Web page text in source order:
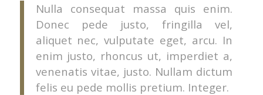
Nulla consequat massa quis enim.
Donec pede justo, fringilla vel,
aliquet nec, vulputate eget, arcu. In
enim justo, rhoncus ut, imperdiet a,
venenatis vitae, justo. Nullam dictum
felis eu pede mollis pretium. Integer.